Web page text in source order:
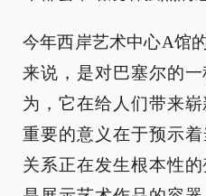
今年西岸艺术中心A馆
来说，是对巴塞尔的
为，它在给人们带来
重要的意义在于预示
关系正在发生根本性